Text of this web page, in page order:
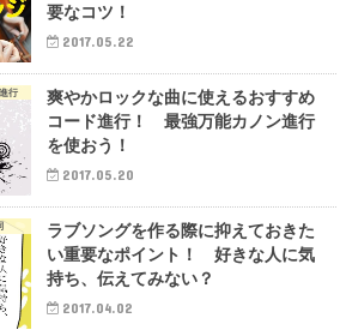
要なコツ！
2017.05.22
行
爽やかロックな曲に使えるおすすめ
コード進行！ 最強万能カノン進行
を使おう！
2017.05.20
ラブソングを作る際に抑えておきた
い重要なポイント！ 好きな人に気
持ち、伝えてみない？
2017.04.02